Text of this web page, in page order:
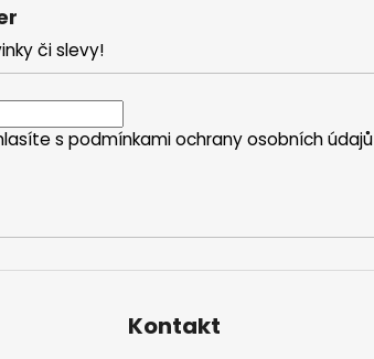
či slevy!
s podmínkami ochrany osobních údajů
Kontakt